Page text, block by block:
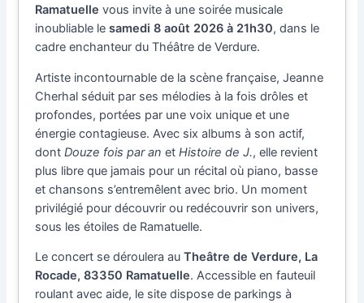
Ramatuelle vous invite à une soirée musicale
inoubliable lesamedi 8 août 2026 à 21h30, dans le
cadre enchanteur du Théâtre de Verdure.
Artiste incontournable de la scène française, Jeanne
Cherhal séduit par ses mélodies à la fois drôles et
profondes, portées par une voix unique et une
énergie contagieuse. Avec six albums à son actif,
dontDouze fois par an etHistoire de J., elle revient
plus libre que jamais pour un récital où piano, basse
et chansons s’entremêlent avec brio. Un moment
privilégié pour découvrir ou redécouvrir son univers,
sous les étoiles de Ramatuelle.
Le concert se déroulera auTheâtre de Verdure, La
Rocade, 83350 Ramatuelle. Accessible en fauteuil
roulant avec aide, le site dispose de parkings à